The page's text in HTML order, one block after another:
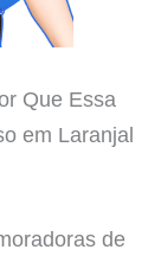
Que Essa
em Laranjal
de